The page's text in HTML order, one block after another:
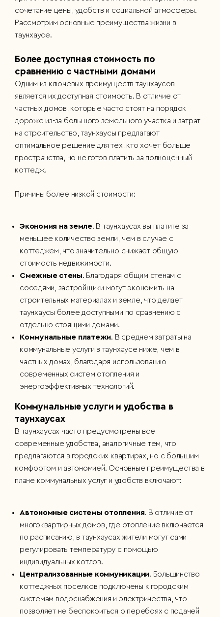
сочетание цены, удобств и социальной атмосферы.
Рассмотрим основные преимущества жизни в
таунхаусе.
Более доступная стоимость по
сравнению с частными домами
Одним из ключевых преимуществ таунхаусов
является их доступная стоимость. В отличие от
частных домов, которые часто стоят на порядок
дороже из-за большого земельного участка и затрат
на строительство, таунхаусы предлагают
оптимальное решение для тех, кто хочет больше
пространства, но не готов платить за полноценный
коттедж.
Причины более низкой стоимости:
Экономия на земле. В таунхаусах вы платите за
меньшее количество земли, чем в случае с
коттеджем, что значительно снижает общую
стоимость недвижимости.
Смежные стены. Благодаря общим стенам с
соседями, застройщики могут экономить на
строительных материалах и земле, что делает
таунхаусы более доступными по сравнению с
отдельно стоящими домами.
Коммунальные платежи. В среднем затраты на
коммунальные услуги в таунхаусе ниже, чем в
частных домах, благодаря использованию
современных систем отопления и
энергоэффективных технологий.
Коммунальные услуги и удобства в
таунхаусах
В таунхаусах часто предусмотрены все
современные удобства, аналогичные тем, что
предлагаются в городских квартирах, но с большим
комфортом и автономией. Основные преимущества в
плане коммунальных услуг и удобств включают:
Автономные системы отопления. В отличие от
многоквартирных домов, где отопление включается
по расписанию, в таунхаусах жители могут сами
регулировать температуру с помощью
индивидуальных котлов.
Централизованные коммуникации. Большинство
коттеджных поселков подключены к городским
системам водоснабжения и электричества, что
позволяет не беспокоиться о перебоях с подачей